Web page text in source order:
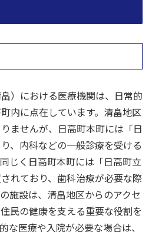
）における医療機関は、日常的
内に点在しています。清畠地区
ませんが、日高町本町には「日
、内科などの一般診療を受ける
じく日高町本町には「日高町立
れており、歯科治療が必要な際
施設は、清畠地区からのアクセ
民の健康を支える重要な役割を
な医療や入院が必要な場合は、